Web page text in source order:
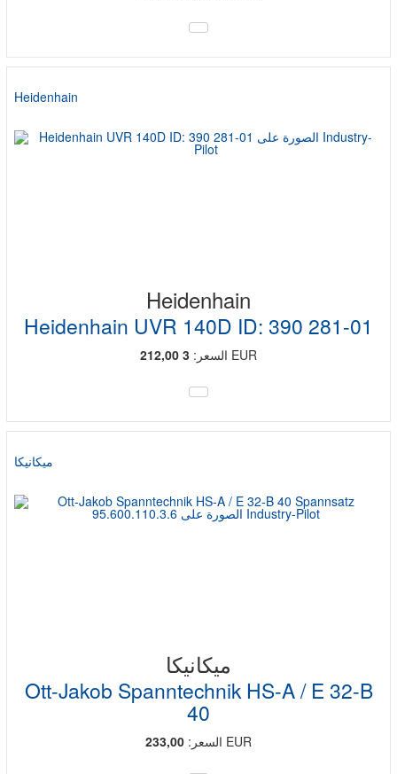
Heidenhain
Heidenhain
Heidenhain UVR 140D ID: 390 281-01
السعر: 3 212,00 EUR
ميكانيكا
ميكانيكا
Ott-Jakob Spanntechnik HS-A / E 32-B
40
السعر: 233,00 EUR